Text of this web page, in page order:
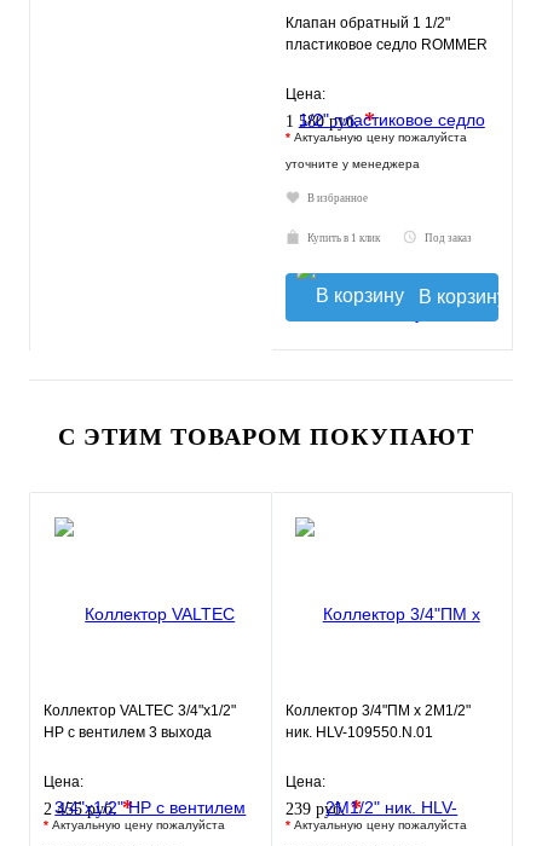
Клапан обратный 1 1/2"
пластиковое седло ROMMER
Цена:
1 580 руб.*
* Актуальную цену пожалуйста
уточните у менеджера
В избранное
Купить в 1 клик Под заказ
В корзину
С ЭТИМ ТОВАРОМ ПОКУПАЮТ
Коллектор VALTEC 3/4"х1/2"
НР с вентилем 3 выхода
Цена:
2 455 руб.*
* Актуальную цену пожалуйста
Коллектор 3/4"ПМ х 2М1/2"
ник. HLV-109550.N.01
Цена:
239 руб.*
* Актуальную цену пожалуйста